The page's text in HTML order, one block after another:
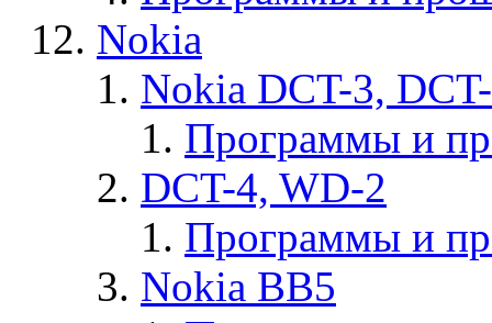
Nokia
Nokia DCT-3,
Программы и
DCT-4, WD-2
Программы и
Nokia BB5